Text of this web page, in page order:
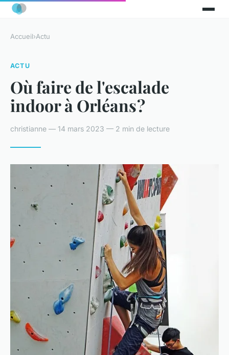
Accueil›Actu
ACTU
Où faire de l'escalade
indoor à Orléans ?
christianne — 14 mars 2023 — 2 min de lecture